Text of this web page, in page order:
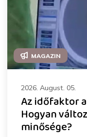
MAGAZIN
2026. August. 05.
Az időfaktor
Hogyan
minősége?